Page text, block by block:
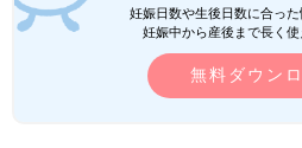
妊娠日数や生後日数に合っ
妊娠中から産後まで長く
無料ダウン